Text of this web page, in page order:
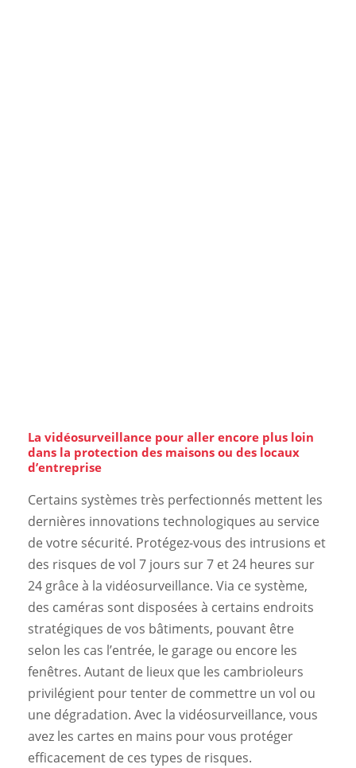
La vidéosurveillance pour aller encore plus loin
dans la protection des maisons ou des locaux
d’entreprise
Certains systèmes très perfectionnés mettent les
dernières innovations technologiques au service
de votre sécurité. Protégez-vous des intrusions et
des risques de vol 7 jours sur 7 et 24 heures sur
24 grâce à la vidéosurveillance. Via ce système,
des caméras sont disposées à certains endroits
stratégiques de vos bâtiments, pouvant être
selon les cas l’entrée, le garage ou encore les
fenêtres. Autant de lieux que les cambrioleurs
privilégient pour tenter de commettre un vol ou
une dégradation. Avec la vidéosurveillance, vous
avez les cartes en mains pour vous protéger
efficacement de ces types de risques.